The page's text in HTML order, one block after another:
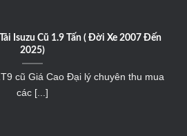
Isuzu Cũ 1.9 Tấn ( Đời Xe 2007 Đến
2025)
cũ Giá Cao Đại lý chuyên thu mua
các [...]